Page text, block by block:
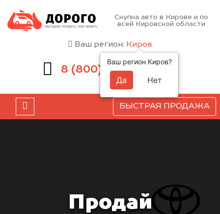
Скупка авто в Кирове и по
всей Кировской области
Ваш регион: Киров
8 (800) 551-81-15
БЫСТРАЯ ПРОДАЖА
Продай
Ваш регион Киров?
Да Нет